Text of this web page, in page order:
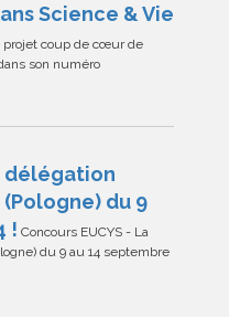
Science & Vie
projet coup de cœur de
son numéro
délégation
du 9
! Concours EUCYS - La
du 9 au 14 septembre